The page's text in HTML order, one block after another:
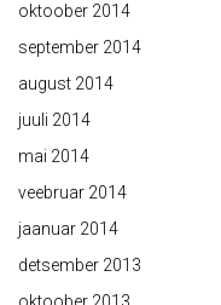
oktoober 2014
september 2014
august 2014
juuli 2014
mai 2014
veebruar 2014
jaanuar 2014
detsember 2013